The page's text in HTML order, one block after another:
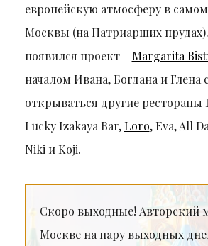
европейскую атмосферу в
Москвы (на Патриарших
появился проект – Margarita
началом Ивана, Богдана и Глена
открываться другие рестораны
Lucky Izakaya Bar,Loro, Eva, All
Niki и Koji.
Скоро выходные! Авторский
Москве на пару выходных